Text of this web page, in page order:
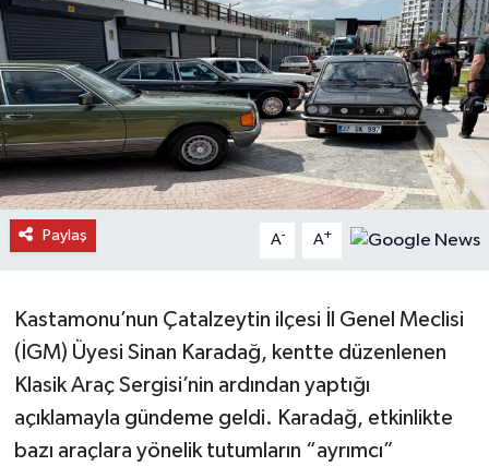
Paylaş A- A+
Kastamonu’nun Çatalzeytin ilçesi İl Genel Meclisi
(İGM) Üyesi Sinan Karadağ, kentte düzenlenen
Klasik Araç Sergisi’nin ardından yaptığı
açıklamayla gündeme geldi. Karadağ, etkinlikte
bazı araçlara yönelik tutumların “ayrımcı”
Devrekani Haberleri
Doğanyurt Haberleri
Hanönü Haberleri
İhsangazi Haberleri
İnebolu Haberleri
Merkez Haberleri
Pınarbaşı Haberleri
Şenpazar Haberleri